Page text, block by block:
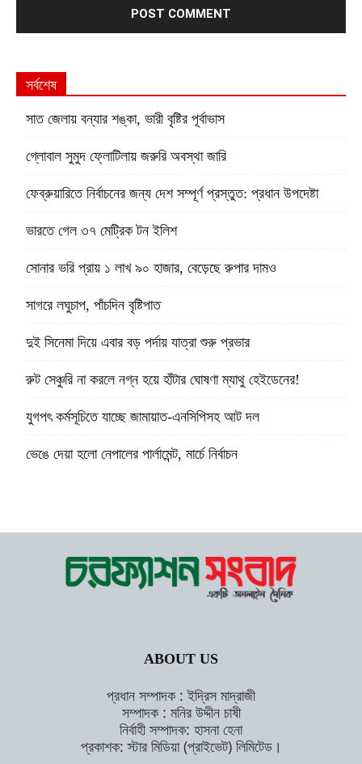
সর্বশেষ
সাত জেলায় বন্যার শঙ্কা, ভারী বৃষ্টির পূর্বাভাস
গ্লোবাল সুমুদ ফ্লোটিলায় জরুরি অবস্থা জারি
ফেব্রুয়ারিতে নির্বাচনের জন্য দেশ সম্পূর্ণ প্রস্তুত: প্রধান উপদেষ্টা
ভারতে গেল ৩৭ মেট্রিক টন ইলিশ
সোনার ভরি প্রায় ১ লাখ ৯০ হাজার, বেড়েছে রুপার দামও
সাগরে লঘুচাপ, পাঁচদিন বৃষ্টিপাত
দুই সিনেমা দিয়ে এবার বড় পর্দায় যাত্রা শুরু প্রভার
রুট সেঞ্চুরি না করলে নগ্ন হয়ে হাঁটার ঘোষণা ম্যাথু হেইডেনের!
যুগপৎ কর্মসূচিতে যাচ্ছে জামায়াত-এনসিপিসহ আট দল
ভেঙে দেয়া হলো নেপালের পার্লামেন্ট, মার্চে নির্বাচন
ABOUT US
প্রধান সম্পাদক : ইদ্রিস মাদ্রাজী
সম্পাদক : মনির উদ্দীন চাষী
নির্বাহী সম্পাদক: হাসনা হেনা
প্রকাশক: স্টার মিডিয়া (প্রাইভেট) লিমিটেড।